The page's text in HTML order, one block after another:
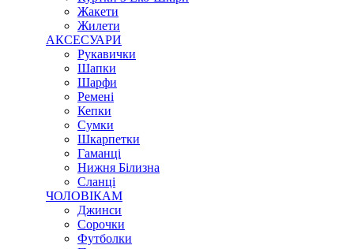
Жакети
Жилети
АКСЕСУАРИ
Рукавички
Шапки
Шарфи
Ремені
Кепки
Сумки
Шкарпетки
Гаманці
Нижня Білизна
Сланці
ЧОЛОВІКАМ
Джинси
Сорочки
Футболки